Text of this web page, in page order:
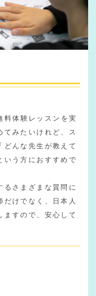
体験レッスンを実
てみたいけれど、ス
んな先生が教えて
いう方におすすめで
るさまざまな質問に
けでなく、日本人
ますので、安心して